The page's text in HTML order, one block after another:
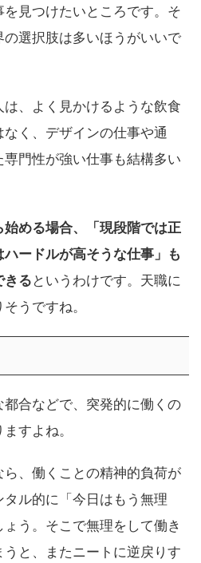
見つけたいところです。そ
選択肢は多いほうがいいで
、よく見かけるような飲食
く、デザインの仕事や通
門性が強い仕事も結構多い
始める場合、「現段階では正
ードルが高そうな仕事」も
きる というわけです。天職に
うですね。
合などで、突発的に働くの
すよね。
、働くことの精神的負荷が
ル的に「今日はもう無理
う。そこで無理をして働き
と、またニートに逆戻りす